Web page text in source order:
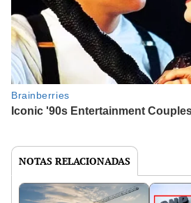
NOTAS RELACIONADAS